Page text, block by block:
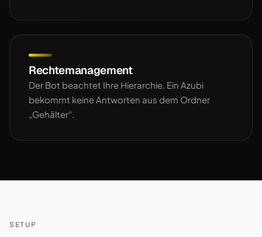
Rechtemanagement
Der Bot beachtet Ihre Hierarchie. Ein Azubi
bekommt keine Antworten aus dem Ordner
„Gehälter".
SETUP